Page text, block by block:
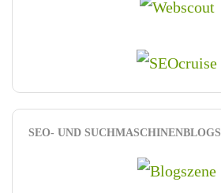
SEO- UND SUCHMASCHINENBLOGS